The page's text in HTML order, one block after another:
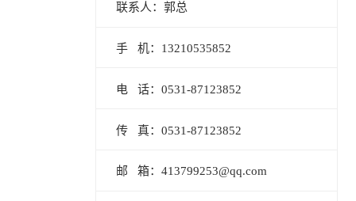
联系人：郭总
手 机：13210535852
电 话：0531-87123852
传 真：0531-87123852
邮 箱：413799253@qq.com